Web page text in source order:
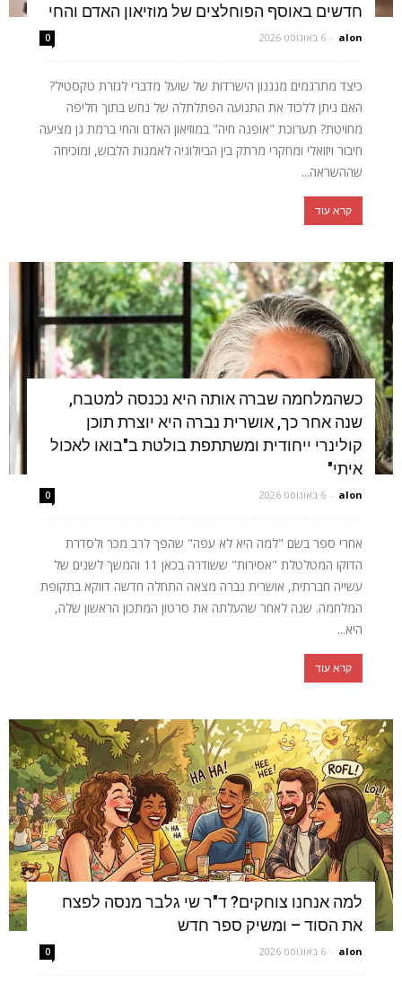
חדשים באוסף הפוחלצים של מוזיאון האדם והחי
alon
- 6 באוגוסט 2026 0
כיצד מתרגמים מנגנון הישרדות של שועל מדברי לגזרת טקסטיל?
האם ניתן ללכוד את התנועה הפתלתלה של נחש בתוך חליפה
מחויטת? תערוכת "אופנה חיה" במוזיאון האדם והחי ברמת גן מציעה
חיבור ויזואלי ומחקרי מרתק בין הביולוגיה לאמנות הלבוש, ומוכיחה
שההשראה...
קרא עוד
כשהמלחמה שברה אותה היא נכנסה למטבח,
שנה אחר כך, אושרית נברה היא יוצרת תוכן
קולינרי ייחודית ומשתתפת בולטת ב"בואו לאכול
איתי"
alon
- 6 באוגוסט 2026 0
אחרי ספר בשם "למה היא לא עפה" שהפך לרב מכר ולסדרת
הדוקו המטלטלת "אסירות" ששודרה בכאן 11 והמשך לשנים של
עשייה חברתית, אושרית נברה מצאה התחלה חדשה דווקא בתקופת
המלחמה. שנה לאחר שהעלתה את סרטון המתכון הראשון שלה,
היא...
קרא עוד
למה אנחנו צוחקים? ד"ר שי גלבר מנסה לפצח
את הסוד – ומשיק ספר חדש
alon
- 6 באוגוסט 2026 0